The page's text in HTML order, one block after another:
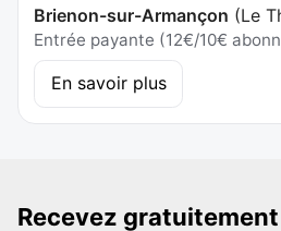
Brienon-sur-Armançon (Le
Entrée payante (12€/10€
En savoir plus
Recevez